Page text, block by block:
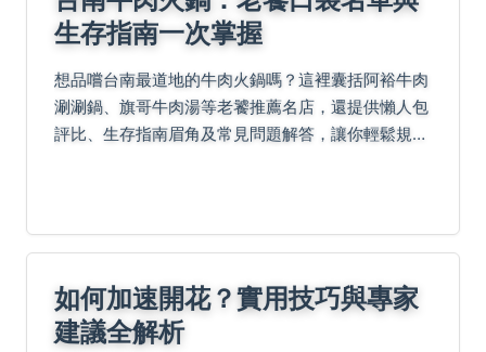
生存指南一次掌握
想品嚐台南最道地的牛肉火鍋嗎？這裡囊括阿裕牛肉
涮涮鍋、旗哥牛肉湯等老饕推薦名店，還提供懶人包
評比、生存指南眉角及常見問題解答，讓你輕鬆規劃
如何加速開花？實用技巧與專家
建議全解析